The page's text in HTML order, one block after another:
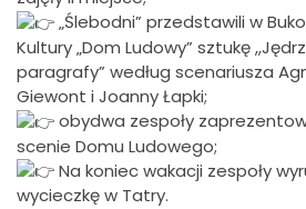
„Ślebodni” przedstawili w
Kultury „Dom Ludowy” sztukę
paragrafy” według scenariusza
Giewont i Joanny Łapki;
obydwa zespoły
scenie Domu Ludowego;
Na koniec wakacji zespoły
wycieczkę w Tatry.